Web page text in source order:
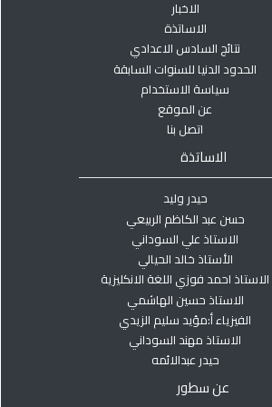
الاخبار
الاساتذة
نتائج السادس الاعدادي
الحدود الدنيا للسنوات السابقة
سياسة الاستخدام
عن الموقع
اتصل بنا
الاساتذة
حيدر وليد
حسن عبد الكاظم الربيعي
الاستاذ علي السوداني
الأستاذ خالد الحيالي
الاستاذ احمد فوزي اللغة الانكليزية
الاستاذ حسين الهاشمي
الفيزياء أ:مؤيد سليم الزيدي
الاستاذ مهند السوداني
حيدر عبدالائمه
عن سطور